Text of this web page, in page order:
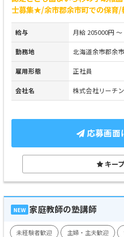
士募集★/余市郡余市町での保育
給与 月給 205000円
勤務地 北海道余市郡余
雇用形態 正社員
会社名 株式会社リーチ
応募画面
キー
NEW 家庭教師の塾講師
未経験者歓迎 主婦・主夫歓迎